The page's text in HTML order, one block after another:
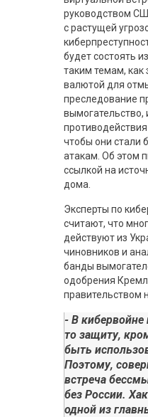
руководством
с растущей
будет состоять
таким темам, как
валютой для
преследование
вымогательство,
чтобы они стали
атакам. Об этом
ссылкой на
дома.
Эксперты по
считают, что
действуют из
чиновников и
банды
одобрения
правительством
- В кибервойне
то защиту,
быть
Поэтому,
встреча
без России.
одной из